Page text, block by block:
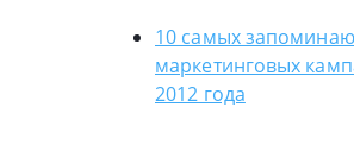
10 самых
маркетинговых
2012 года